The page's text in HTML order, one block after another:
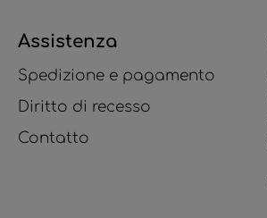
Assistenza
Spedizione e pagamento
Diritto di recesso
Contatto